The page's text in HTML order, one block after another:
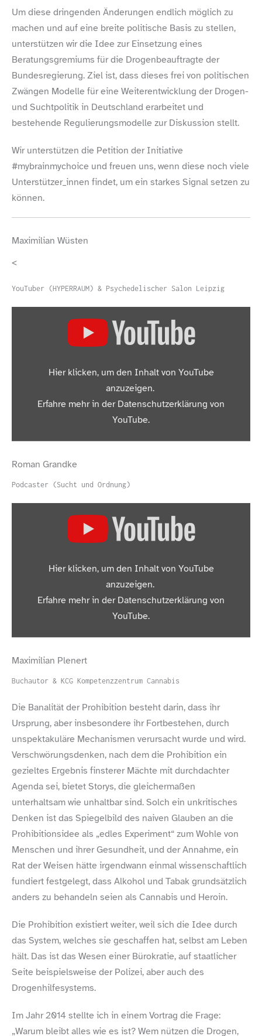
Um diese dringenden Änderungen endlich möglich zu
machen und auf eine breite politische Basis zu stellen,
unterstützen wir die Idee zur Einsetzung eines
Beratungsgremiums für die Drogenbeauftragte der
Bundesregierung. Ziel ist, dass dieses frei von politischen
Zwängen Modelle für eine Weiterentwicklung der Drogen-​
und Suchtpolitik in Deutschland erarbeitet und
bestehende Regulierungsmodelle zur Diskussion stellt.
Wir unterstützen die Petition der Initiative
#mybrainmychoice und freuen uns, wenn diese noch viele
Unterstützer_​innen findet, um ein starkes Signal setzen zu
können.
Maximilian Wüsten
<
YouTuber (HYPERRAUM) & Psychedelischer Salon Leipzig
„Max Wüsten: Ein wichtiger Teil meines Lebens wird zu
einer Straftat gemacht.“ von YouTube anzeigen
Hier klicken, um den Inhalt von YouTube
anzuzeigen.
Erfahre mehr in derDatenschutzerklärung von
YouTube.
einer Straftat gemacht.“ direkt öffnen
Roman Grandke
Podcaster (Sucht und Ordnung)
„Roman Grandke: Die Drogenpolitik ist mehr als überholt.“
von YouTube anzeigen
Hier klicken, um den Inhalt von YouTube
anzuzeigen.
Erfahre mehr in derDatenschutzerklärung von
YouTube.
Maximilian Plenert
Buchautor & KCG Kompetenzzentrum Cannabis
Die Banalität der Prohibition besteht darin, dass ihr
Ursprung, aber insbesondere ihr Fortbestehen, durch
unspektakuläre Mechanismen verursacht wurde und wird.
Verschwörungsdenken, nach dem die Prohibition ein
gezieltes Ergebnis finsterer Mächte mit durchdachter
Agenda sei, bietet Storys, die gleichermaßen
unterhaltsam wie unhaltbar sind. Solch ein unkritisches
Denken ist das Spiegelbild des naiven Glauben an die
Prohibitionsidee als „edles Experiment“ zum Wohle von
Menschen und ihrer Gesundheit, und der Annahme, ein
Rat der Weisen hätte irgendwann einmal wissenschaftlich
fundiert festgelegt, dass Alkohol und Tabak grundsätzlich
anders zu behandeln seien als Cannabis und Heroin.
Die Prohibition existiert weiter, weil sich die Idee durch
das System, welches sie geschaffen hat, selbst am Leben
hält. Das ist das Wesen einer Bürokratie, auf staatlicher
Seite beispielsweise der Polizei, aber auch des
Drogenhilfesystems.
Im Jahr 2014 stellte ich in einem Vortrag die Frage:
„Warum bleibt alles wie es ist? Wem nützen die Drogen,